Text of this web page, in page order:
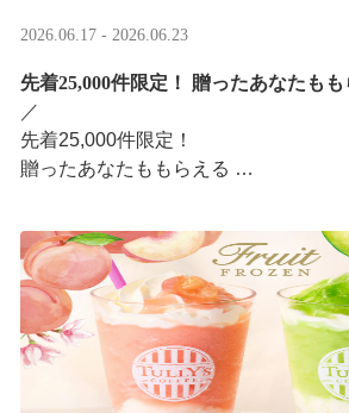
2026.06.17 - 2026.06.23
先着25,000件限定！​ 贈ったあなたもも
／ ​
先着25,000件限定！​
贈ったあなたももらえる ​
LINEギフト限定！タリーズデジタル
ると、自分も500円分のデジタルギフ
ペーンがスタ ···